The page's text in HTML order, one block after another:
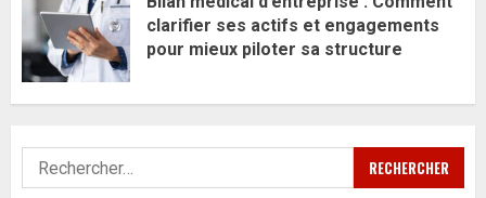
clarifier ses actifs et engagements
pour mieux piloter sa structure
Rechercher :